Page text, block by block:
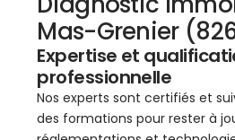
Mas-Grenier
Expertise et
professionnelle
Nos experts sont certifiés et
des formations pour rester à